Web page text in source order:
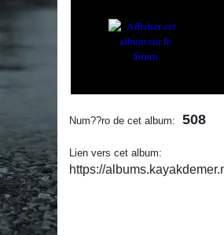
Num??ro de cet album: 508
Lien vers cet album:
https://